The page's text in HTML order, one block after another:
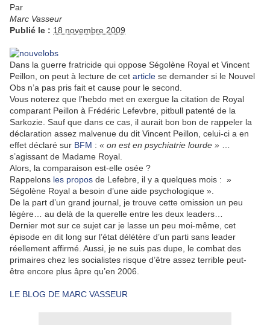
Par
Marc Vasseur
Publié le : 18 novembre 2009
Dans la guerre fratricide qui oppose Ségolène Royal et Vincent
Peillon, on peut à lecture de cet article se demander si le Nouvel
Obs n’a pas pris fait et cause pour le second.
Vous noterez que l’hebdo met en exergue la citation de Royal
comparant Peillon à Frédéric Lefevbre, pitbull patenté de la
Sarkozie. Sauf que dans ce cas, il aurait bon bon de rappeler la
déclaration assez malvenue du dit Vincent Peillon, celui-ci a en
effet déclaré sur BFM : « on est en psychiatrie lourde »
s’agissant de Madame Royal.
Alors, la comparaison est-elle osée ?
Rappelons les propos de Lefebre, il y a quelques mois : »
Ségolène Royal a besoin d’une aide psychologique ».
De la part d’un grand journal, je trouve cette omission un peu
légère… au delà de la querelle entre les deux leaders…
Dernier mot sur ce sujet car je lasse un peu moi-même, cet
épisode en dit long sur l’état délétère d’un parti sans leader
réellement affirmé. Aussi, je ne suis pas dupe, le combat des
primaires chez les socialistes risque d’être assez terrible peut-
être encore plus âpre qu’en 2006.
LE BLOG DE MARC VASSEUR